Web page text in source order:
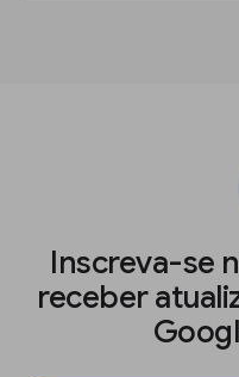
Inscreva-se
receber